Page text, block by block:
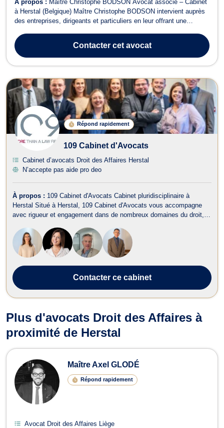
À propos : Maître Christophe BODSON Avocat associé – Cabinet
à Herstal (Belgique) Maître Christophe BODSON intervient auprès
des entreprises, dirigeants et particuliers en leur offrant une
conseil qu’en contentieux. 🔹 Domaines d’intervention : Droit
commercial et de la con...Contactercet avocat
Répond rapidement
109 Cabinet d'Avocats
Cabinet d’avocats Droit des Affaires Herstal
N’accepte pas aide pro deo
À propos : 109 Cabinet d'Avocats Cabinet pluridisciplinaire à
Herstal Situé à Herstal, 109 Cabinet d'Avocats vous accompagne
avec rigueur et engagement dans de nombreux domaines du droit,
Nos principaux domaines d’intervention : Droit commercial & de la
concurrence D...
Contacterce cabinet
Plus d'avocats Droit des Affaires à
proximité de Herstal
Maître Axel GLODÉ
Répond rapidement
Avocat Droit des Affaires Liège